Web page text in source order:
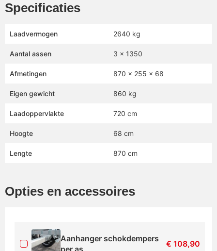
Specificaties
Laadvermogen 2640 kg
Aantal assen 3 x 1350
Afmetingen 870 x 255 x 68
Eigen gewicht 860 kg
Laadoppervlakte 720 cm
Hoogte 68 cm
Lengte 870 cm
Opties en accessoires
Aanhanger schokdempers
€ 108,90